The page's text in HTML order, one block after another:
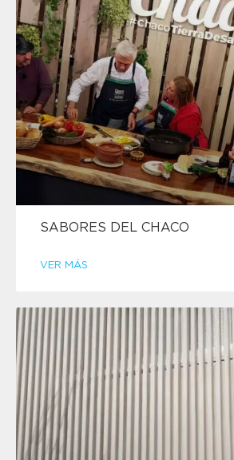
SABORES DEL CHACO
VER MÁS